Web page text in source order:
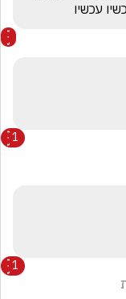
עכשיו
1
1